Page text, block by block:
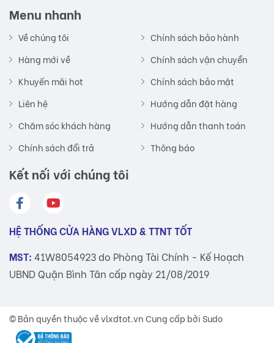
Menu nhanh
Về chúng tôi
Hàng mới về
Khuyến mãi hot
Liên hệ
Chăm sóc khách hàng
Chính sách đổi trả
Chính sách bảo hành
Chính sách vận chuyển
Chính sách bảo mật
Hướng dẫn đặt hàng
Hướng dẫn thanh toán
Thông báo
Kết nối với chúng tôi
HỆ THỐNG CỬA HÀNG VLXD & TTNT TỐT
MST: 41W8054923 do Phòng Tài Chính - Kế Hoạch
UBND Quận Bình Tân cấp ngày 21/08/2019
© Bản quyền thuộc vềvlxdtot.vnCung cấp bởi Sudo